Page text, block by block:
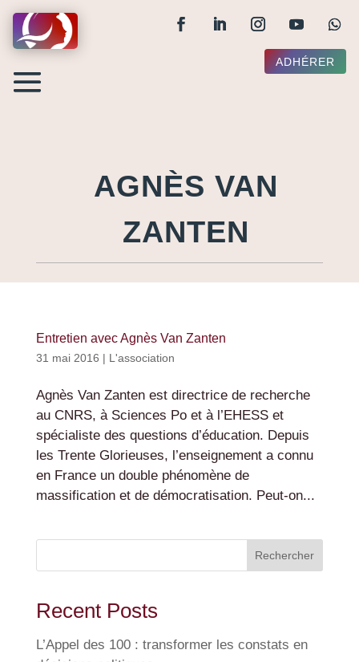
ADHÉRER
AGNÈS VAN
ZANTEN
Entretien avec Agnès Van Zanten
31 mai 2016 | L'association
Agnès Van Zanten est directrice de recherche
au CNRS, à Sciences Po et à l’EHESS et
spécialiste des questions d’éducation. Depuis
les Trente Glorieuses, l’enseignement a connu
en France un double phénomène de
massification et de démocratisation. Peut-on...
Rechercher
Recent Posts
L’Appel des 100 : transformer les constats en